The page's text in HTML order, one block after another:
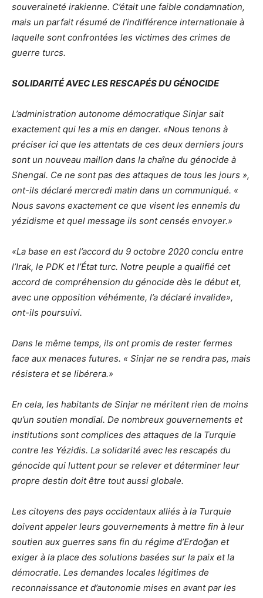
souveraineté irakienne. C’était une faible condamnation,
mais un parfait résumé de l’indifférence internationale à
laquelle sont confrontées les victimes des crimes de
guerre turcs.
SOLIDARITÉ AVEC LES RESCAPÉS DU GÉNOCIDE
L’administration autonome démocratique Sinjar sait
exactement qui les a mis en danger. «Nous tenons à
préciser ici que les attentats de ces deux derniers jours
sont un nouveau maillon dans la chaîne du génocide à
Shengal. Ce ne sont pas des attaques de tous les jours »,
ont-ils déclaré mercredi matin dans un communiqué. «
Nous savons exactement ce que visent les ennemis du
yézidisme et quel message ils sont censés envoyer.»
«La base en est l’accord du 9 octobre 2020 conclu entre
l’Irak, le PDK et l’État turc. Notre peuple a qualifié cet
accord de compréhension du génocide dès le début et,
avec une opposition véhémente, l’a déclaré invalide»,
ont-ils poursuivi.
Dans le même temps, ils ont promis de rester fermes
face aux menaces futures. « Sinjar ne se rendra pas, mais
résistera et se libérera.»
En cela, les habitants de Sinjar ne méritent rien de moins
qu’un soutien mondial. De nombreux gouvernements et
institutions sont complices des attaques de la Turquie
contre les Yézidis. La solidarité avec les rescapés du
génocide qui luttent pour se relever et déterminer leur
propre destin doit être tout aussi globale.
Les citoyens des pays occidentaux alliés à la Turquie
doivent appeler leurs gouvernements à mettre fin à leur
soutien aux guerres sans fin du régime d’Erdoğan et
exiger à la place des solutions basées sur la paix et la
démocratie. Les demandes locales légitimes de
reconnaissance et d’autonomie mises en avant par les